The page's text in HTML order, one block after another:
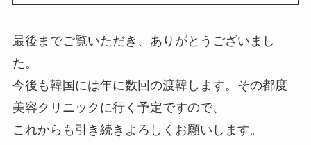
最後までご覧いただき、ありがとうございまし
た。
今後も韓国には年に数回の渡韓します。その都度
美容クリニックに行く予定ですので、
これからも引き続きよろしくお願いします。